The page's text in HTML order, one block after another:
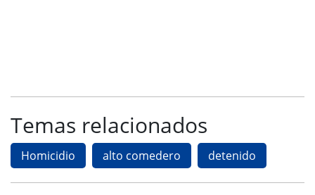
Temas relacionados
Homicidio alto comedero detenido